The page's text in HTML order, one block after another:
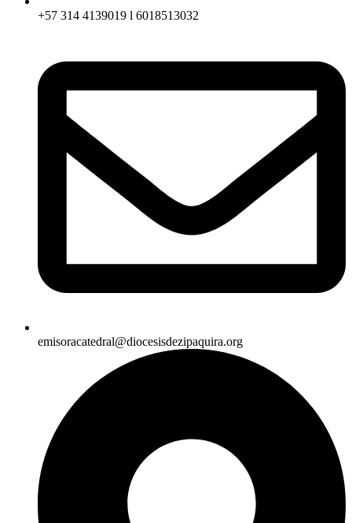
+57 314 4139019 l 6018513032
emisoracatedral@diocesisdezipaquira.org